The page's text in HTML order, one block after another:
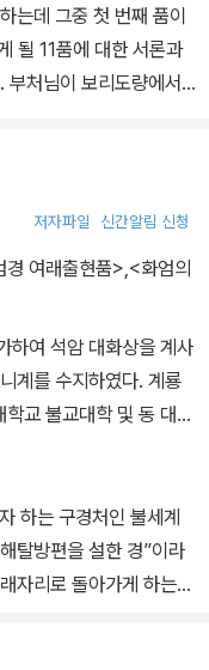
는데 그중 첫 번째 품이
될 11품에 대한 서론과
처님이 보리도량에서
저자파일 신간알림 신청
경 여래출현품>,<화엄의
하여 석암 대화상을 계사
계를 수지하였다. 계룡
교 불교대학 및 동 대학
승가대학 학장 및 화엄
하였다. 현재 수미정사
. 저·역서로 『의상화엄
정선 화엄 1』, 『정선 지
하는 구경처인 불세계
탈방편을 설한 경”이라
자리로 돌아가게 하는
든 것이 부처님의 지